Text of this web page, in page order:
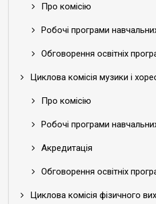
Про комісію
Робочі програми
Обговорення освітніх
Циклова комісія музики і
Про комісію
Робочі програми
Акредитація
Обговорення освітніх
Циклова комісія фізичного